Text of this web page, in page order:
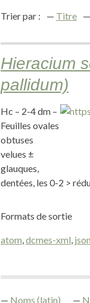
Trier par : Titre
Hieracium
pallidum)
Hc – 2-4 dm –
Feuilles ovales
obtuses
velues ±
glauques,
dentées, les 0-2 >
Formats de sortie
atom,dcmes-xml, json
Noms (latin)